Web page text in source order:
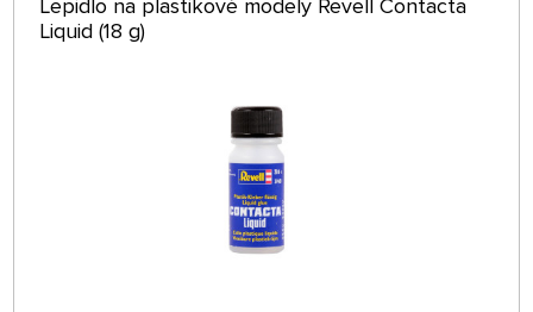
Lepidlo na plastikové modely Revell Contacta
Liquid (18 g)